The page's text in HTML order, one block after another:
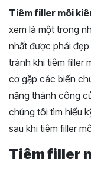
Tiêm filler môi
xem là một trong
nhất được phái
tránh khi tiêm filler
cơ gặp các biến
năng thành công
chúng tôi tìm hiểu
sau khi tiêm filler
Tiêm filler